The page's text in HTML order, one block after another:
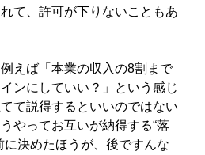
て、許可が下りないこともあ
えば「本業の収入の8割まで
ンにしていい？」という感じ
て説得するといいのではない
やってお互いが納得する“落
に決めたほうが、後ですんな